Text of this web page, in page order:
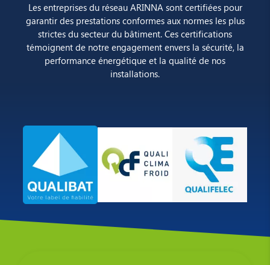
Les entreprises du réseau ARINNA sont certifiées pour
garantir des prestations conformes aux normes les plus
strictes du secteur du bâtiment. Ces certifications
témoignent de notre engagement envers la sécurité, la
performance énergétique et la qualité de nos
installations.